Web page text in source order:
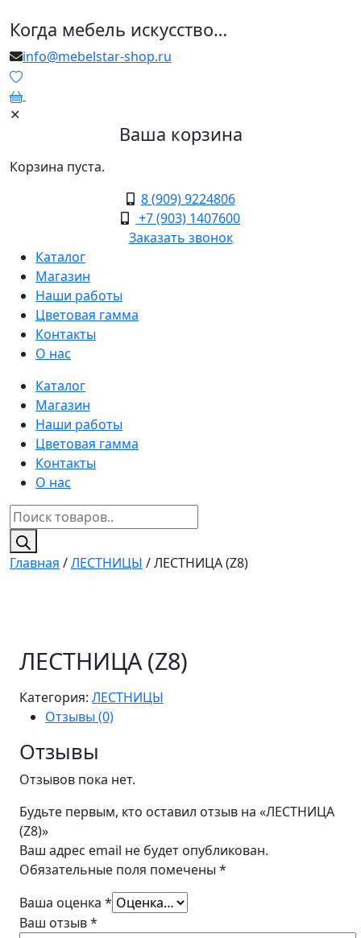
Когда мебель искусство…
info@mebelstar-shop.ru
✕
Ваша корзина
Корзина пуста.
8 (909) 9224806
+7 (903) 1407600
Заказать звонок
Каталог
Магазин
Наши работы
Цветовая гамма
Контакты
О нас
Каталог
Магазин
Наши работы
Цветовая гамма
Контакты
О нас
Поиск
товаров
Главная /ЛЕСТНИЦЫ / ЛЕСТНИЦА (Z8)
ЛЕСТНИЦА (Z8)
Категория: ЛЕСТНИЦЫ
Отзывы (0)
Отзывы
Отзывов пока нет.
Будьте первым, кто оставил отзыв на «ЛЕСТНИЦА
(Z8)»
Ваш адрес email не будет опубликован.
Обязательные поля помечены *
Ваша оценка *
Ваш отзыв*